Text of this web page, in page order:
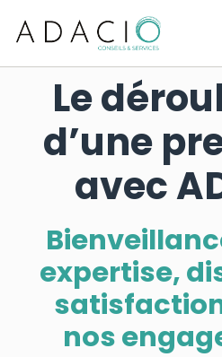
Le
d’une
avec
expertise,
nos